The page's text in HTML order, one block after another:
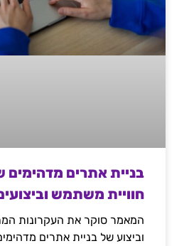
בניית אתרים מדהימים
חוויית משתמש
המאמר סוקר את העקרונות
וביצוע של בניית אתרים